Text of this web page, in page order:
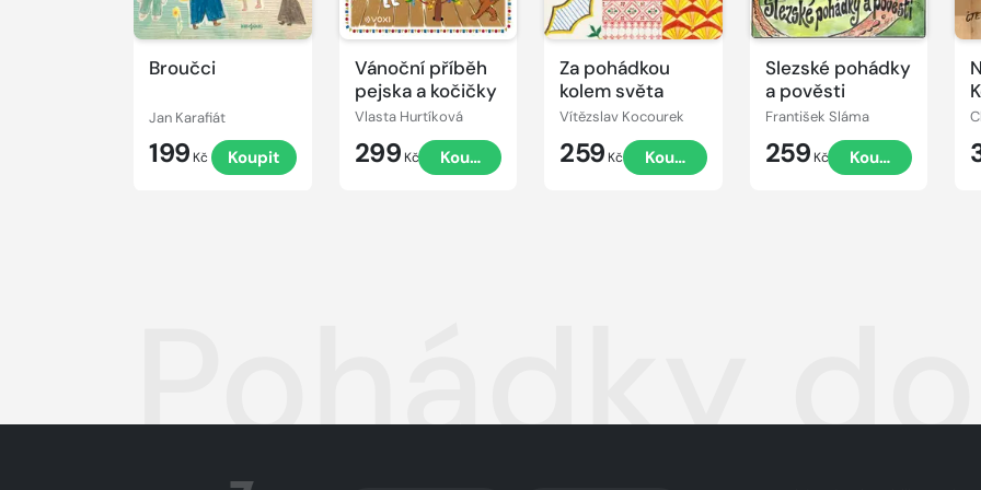
Broučci
Jan Karafiát
199 Kč Koupit
Vánoční příběh
pejska a kočičky
Vlasta Hurtíková
299 Kč Koupit
Za pohádkou
kolem světa
Vítězslav Kocourek
259 Kč Koupit
Slezské pohádky
a pověsti
František Sláma
259 Kč Koupit
Pohádky